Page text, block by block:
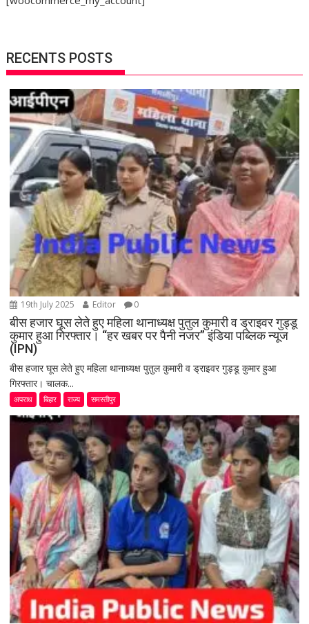
RECENTS POSTS
19th July 2025 Editor 0
बीस हजार घूस लेते हुए महिला थानाध्यक्ष पुतुल कुमारी व ड्राइवर गुड्डू
कुमार हुआ गिरफ्तार। “हर खबर पर पैनी नजर” इंडिया पब्लिक न्यूज
(IPN)
बीस हजार घूस लेते हुए महिला थानाध्यक्ष पुतुल कुमारी व ड्राइवर गुड्डू कुमार हुआ
गिरफ्तार। चालक...
अपराध बिहार राज्य समस्तीपुर